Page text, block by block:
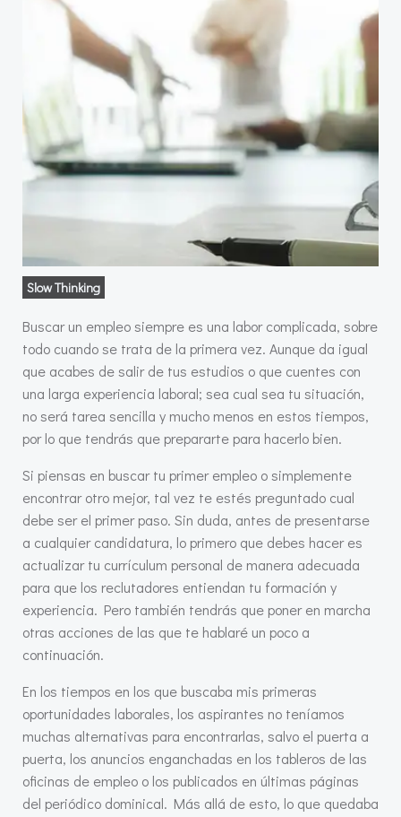
Slow Thinking
Buscar un empleo siempre es una labor complicada, sobre
todo cuando se trata de la primera vez. Aunque da igual
que acabes de salir de tus estudios o que cuentes con
una larga experiencia laboral; sea cual sea tu situación,
no será tarea sencilla y mucho menos en estos tiempos,
por lo que tendrás que prepararte para hacerlo bien.
Si piensas en buscar tu primer empleo o simplemente
encontrar otro mejor, tal vez te estés preguntado cual
debe ser el primer paso. Sin duda, antes de presentarse
a cualquier candidatura, lo primero que debes hacer es
actualizar tu currículum personal de manera adecuada
para que los reclutadores entiendan tu formación y
experiencia. Pero también tendrás que poner en marcha
otras acciones de las que te hablaré un poco a
continuación.
En los tiempos en los que buscaba mis primeras
oportunidades laborales, los aspirantes no teníamos
muchas alternativas para encontrarlas, salvo el puerta a
puerta, los anuncios enganchadas en los tableros de las
oficinas de empleo o los publicados en últimas páginas
del periódico dominical. Más allá de esto, lo que quedaba